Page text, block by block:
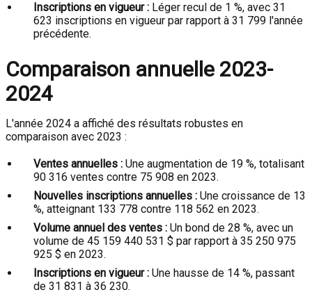
Inscriptions en vigueur : Léger recul de 1 %, avec 31
623 inscriptions en vigueur par rapport à 31 799 l'année
précédente.
Comparaison annuelle 2023-
2024
L'année 2024 a affiché des résultats robustes en
comparaison avec 2023 :
Ventes annuelles : Une augmentation de 19 %, totalisant
90 316 ventes contre 75 908 en 2023.
Nouvelles inscriptions annuelles : Une croissance de 13
%, atteignant 133 778 contre 118 562 en 2023.
Volume annuel des ventes : Un bond de 28 %, avec un
volume de 45 159 440 531 $ par rapport à 35 250 975
925 $ en 2023.
Inscriptions en vigueur : Une hausse de 14 %, passant
de 31 831 à 36 230.